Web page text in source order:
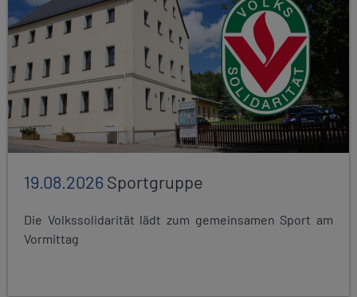
19.08.2026Sportgruppe
Die Volkssolidarität lädt zum gemeinsamen Sport am
Vormittag